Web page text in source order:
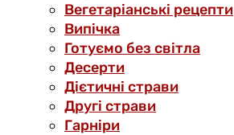
Вегетаріанські рецепти
Випічка
Готуємо без світла
Десерти
Дієтичні страви
Другі страви
Гарніри